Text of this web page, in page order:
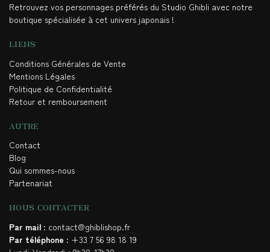
Retrouvez vos personnages préférés du Studio Ghibli avec notre
boutique spécialisée à cet univers japonais !
LIENS
Conditions Générales de Vente
Mentions Légales
Politique de Confidentialité
Retour et remboursement
AUTRE
Contact
Blog
Qui sommes-nous
Partenariat
NOUS CONTACTER
Par mail : contact@ghiblishop.fr
Par téléphone : +33 7 56 98 18 19